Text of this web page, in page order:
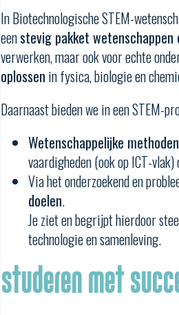
In Biotechnologische STEM-
eenstevig pakket wetenschappen
verwerken, maar ook voor echte
oplossen in fysica, biologie en
Daarnaast bieden we in een STEM-
Wetenschappelijke methoden
vaardigheden (ook op ICT-
Via het onderzoekend en
doelen.
Je ziet en begrijpt hierdoor
technologie en samenleving.
Studeren met